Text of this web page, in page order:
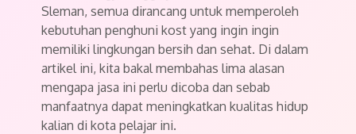
Sleman, semua dirancang untuk memperoleh
kebutuhan penghuni kost yang ingin ingin
memiliki lingkungan bersih dan sehat. Di dalam
artikel ini, kita bakal membahas lima alasan
mengapa jasa ini perlu dicoba dan sebab
manfaatnya dapat meningkatkan kualitas hidup
kalian di kota pelajar ini.